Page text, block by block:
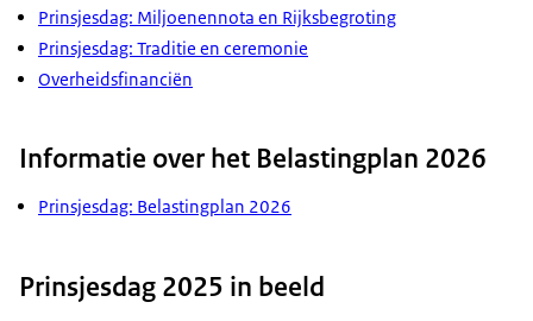
Prinsjesdag: Miljoenennota en Rijksbegroting
Prinsjesdag: Traditie en ceremonie
Overheidsfinanciën
Informatie over het Belastingplan 2026
Prinsjesdag: Belastingplan 2026
Prinsjesdag 2025 in beeld